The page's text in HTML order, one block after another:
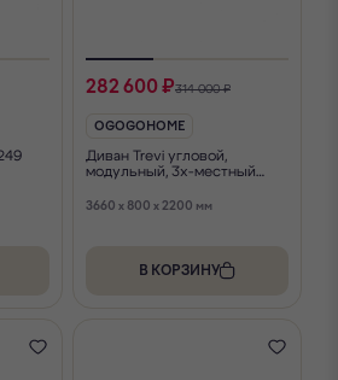
282 600 ₽314 000 ₽
OGOGOHOME
Диван Trevi угловой,
модульный, 3х-местный
3660 x 800 x 2200 мм
В КОРЗИНУ